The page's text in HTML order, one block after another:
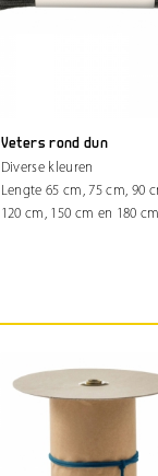
Veters rond dun
Diverse kleuren
Lengte 65 cm, 75 cm, 90
120 cm, 150 cm en 180 cm